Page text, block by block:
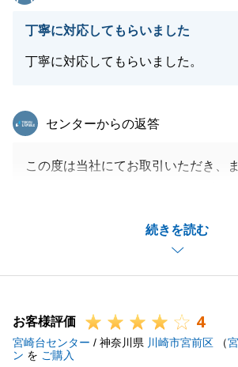
閉じる
丁寧に対応してもらいました
丁寧に対応してもらいました。
続きを読む
東急リバブル
センターからの返答
この度は当社にてお取引いただき、
いでき、またお役にたてたこと大変
お褒めいただき、誠にありがとうご
いただいたお言葉を励みに、日々精
くお願い申し上げます。
お客様評価 4
宮崎台センター / 神奈川県 川崎市宮前区 （
ン を ご購入